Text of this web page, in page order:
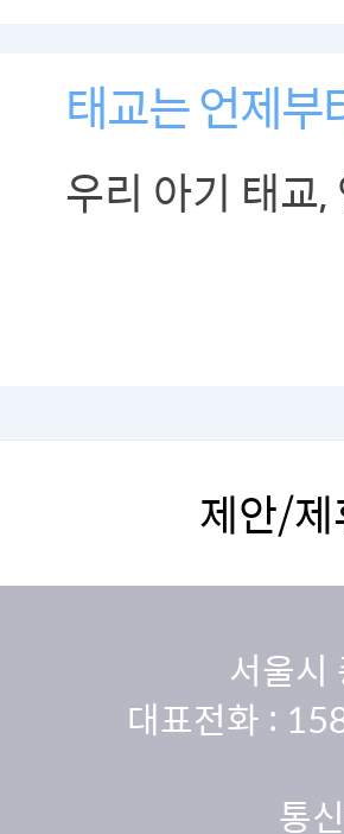
태교는 언제부
우리 아기 태교
제안/제
서울시
대표전화 :
통